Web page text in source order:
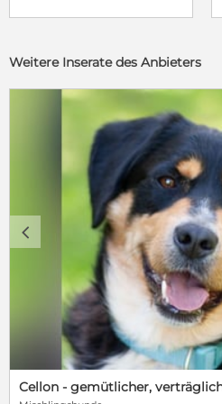
Weitere Inserate des Anbieters
c